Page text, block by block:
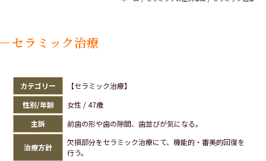
セラミック治療
カテゴリー
【セラミック治療】
性別/年齢
女性 / 47歳
主訴
前歯の形や歯の隙間、歯並びが気になる。
治療方針
欠損部分をセラミック治療にて、機能的・審美的回復を
行う。